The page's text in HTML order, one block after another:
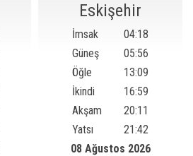
Eskişehir
İmsak
04:18
Güneş
05:56
Öğle
13:09
İkindi
16:59
Akşam
20:11
Yatsı
21:42
08 Ağustos 2026